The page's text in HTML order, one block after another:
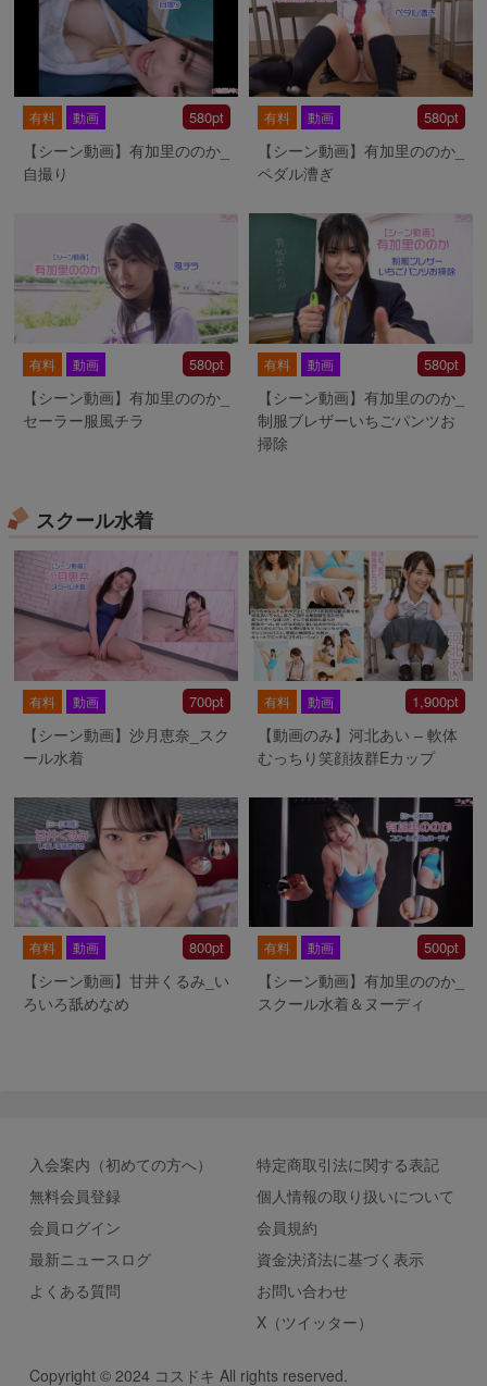
580pt
有料 動画
【シーン動画】有加里ののか_
自撮り
580pt
有料 動画
【シーン動画】有加里ののか_
ペダル漕ぎ
580pt
有料 動画
【シーン動画】有加里ののか_
セーラー服風チラ
580pt
有料 動画
【シーン動画】有加里ののか_
制服ブレザーいちごパンツお
掃除
スクール水着
700pt
有料 動画
【シーン動画】沙月恵奈_スク
ール水着
1,900pt
有料 動画
【動画のみ】河北あい – 軟体
むっちり笑顔抜群Eカップ
800pt
有料 動画
【シーン動画】甘井くるみ_い
ろいろ舐めなめ
500pt
有料 動画
【シーン動画】有加里ののか_
スクール水着＆ヌーディ
入会案内（初めての方へ）
無料会員登録
会員ログイン
最新ニュースログ
よくある質問
特定商取引法に関する表記
個人情報の取り扱いについて
会員規約
資金決済法に基づく表示
お問い合わせ
X（ツイッター）
Copyright © 2024 コスドキ All rights reserved.